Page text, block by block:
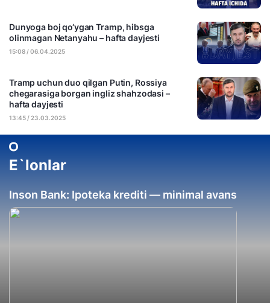
Dunyoga boj qo‘ygan Tramp, hibsga
olinmagan Netanyahu – hafta dayjesti
15:08 / 06.04.2025
Tramp uchun duo qilgan Putin, Rossiya
chegarasiga borgan ingliz shahzodasi –
hafta dayjesti
13:45 / 23.03.2025
E`lonlar
Inson Bank: Ipoteka krediti — minimal avans